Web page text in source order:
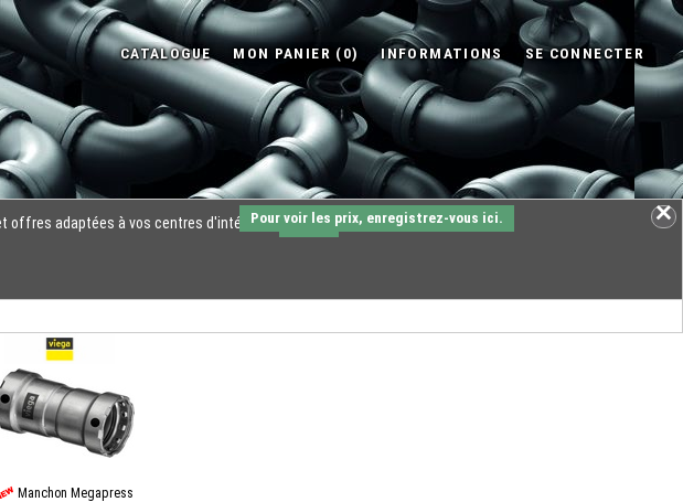
offres adaptées à vos centres d'intérêts.
OK
Manchon Megapress
Pour voir les prix, enregistrez-vous ici.